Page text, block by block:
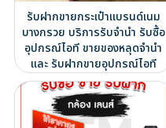
รับฝากขายกระเป๋าแบรนด์เนม
บางกรวย บริการรับจำนำ รับซื้อ
อุปกรณ์ไอที ขายของหลุดจำนำ
และ รับฝากขายอุปกรณ์ไอที